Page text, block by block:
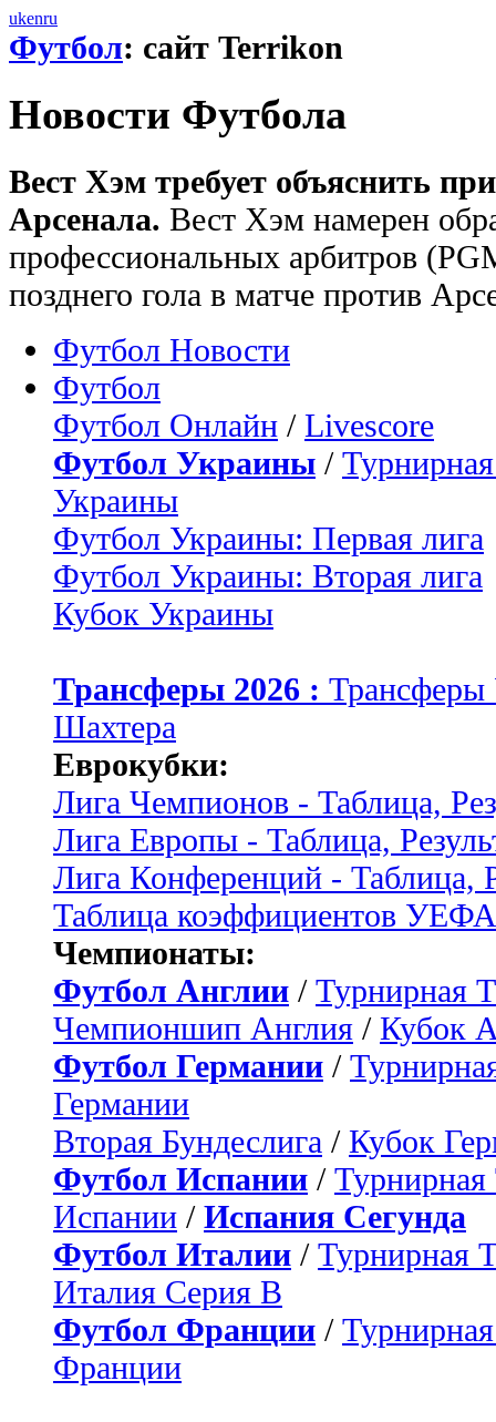
ukenru
Футбол: сайт Terrikon
Новости Футбола
Вест Хэм требует объяснить
Арсенала. Вест Хэм намерен
профессиональных арбитров
позднего гола в матче против
Футбол Новости
Футбол
Футбол Онлайн / Livescore
Футбол Украины /
Украины
Футбол Украины: Первая лига
Футбол Украины: Вторая лига
Кубок Украины
Трансферы 2026 :
Шахтера
Еврокубки:
Лига Чемпионов - Таблица,
Лига Европы - Таблица,
Лига Конференций - Таблица,
Таблица коэффициентов УЕФА
Чемпионаты:
Футбол Англии / Турнирная
Чемпионшип Англия / Кубок
Футбол Германии /
Германии
Вторая Бундеслига / Кубок
Футбол Испании / Турнирная
Испании / Испания Сегунда
Футбол Италии / Турнирная
Италия Серия B
Футбол Франции /
Франции